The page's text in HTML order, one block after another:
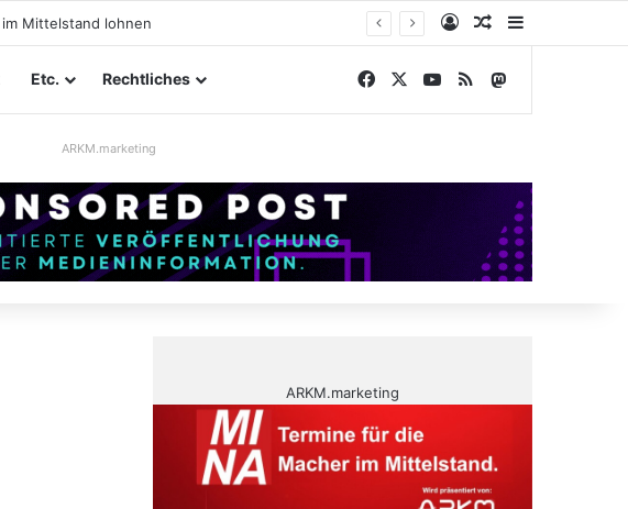
Mittelstand lohnen AnmeldenZufälliger
Etc. Rechtliches Facebook YouTube
RSS
ARKM.marketing
ARKM.marketing